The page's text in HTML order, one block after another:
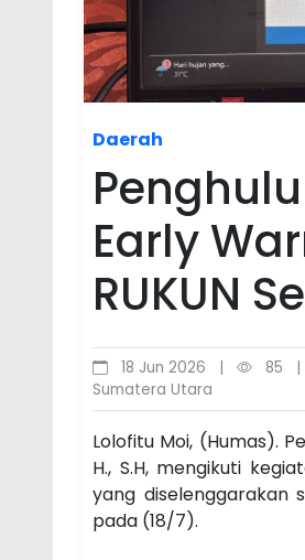
Daerah
Early
RUKUN
18 Jun 2026 85
Sumatera Utara
Lolofitu Moi, (Humas).
H., S.H, mengikuti
yang diselenggarakan
pada (18/7).